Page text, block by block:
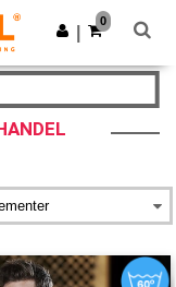
Last ned app
0